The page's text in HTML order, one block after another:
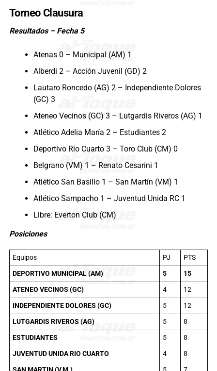
Torneo Clausura
Resultados – Fecha 5
Atenas 0 – Municipal (AM) 1
Alberdi 2 – Acción Juvenil (GD) 2
Lautaro Roncedo (AG) 2 – Independiente Dolores
(GC) 3
Ateneo Vecinos (GC) 3 – Lutgardis Riveros (AG) 1
Atlético Adelia María 2 – Estudiantes 2
Deportivo Río Cuarto 3 – Toro Club (CM) 0
Belgrano (VM) 1 – Renato Cesarini 1
Atlético San Basilio 1 – San Martín (VM) 1
Atlético Sampacho 1 – Juventud Unida RC 1
Libre: Everton Club (CM)
Posiciones
Equipos PJ
PTS
DEPORTIVO MUNICIPAL (AM)
5
15
ATENEO VECINOS (GC)
4
12
INDEPENDIENTE DOLORES (GC)
5
12
LUTGARDIS RIVEROS (AG)
5
8
ESTUDIANTES
5
8
JUVENTUD UNIDA RIO CUARTO
4
8